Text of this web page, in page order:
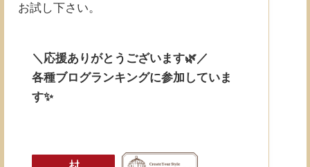
お試し下さい。
＼応援ありがとうございます🌿／
各種ブログランキングに参加していま
す✨